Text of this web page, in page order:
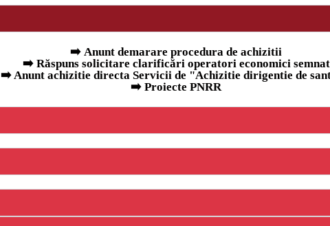
➡️ Anunt demarare procedura de achizitii
➡️ Răspuns solicitare clarificări operatori economici semnat
➡️ Anunt achizitie directa Servicii de "Achizitie dirigentie de
➡️ Proiecte PNRR